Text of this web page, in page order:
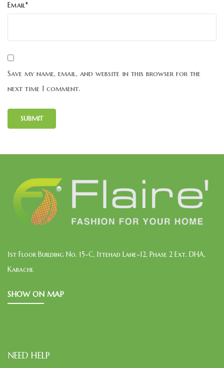
Email*
Save my name, email, and website in this browser for the
next time I comment.
1st Floor Building No. 15-C, Ittehad Lane-12, Phase 2 Ext. DHA,
Karachi.
SHOW ON MAP
NEED HELP